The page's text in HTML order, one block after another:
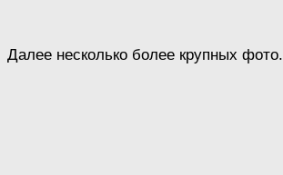
Далее несколько более крупных фото.